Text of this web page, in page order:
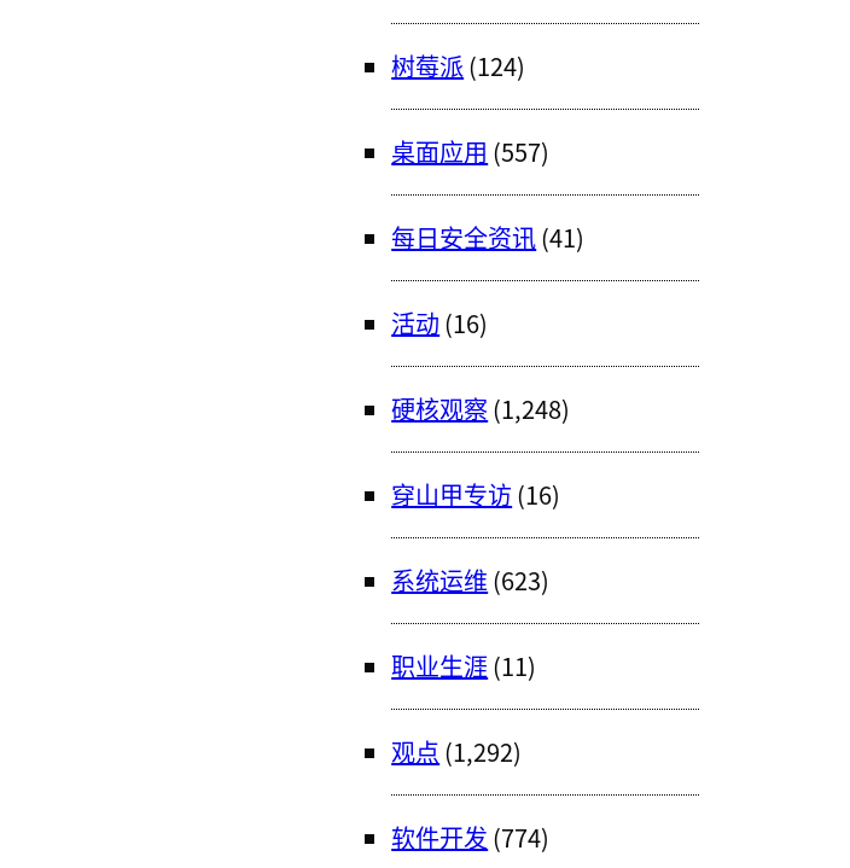
树莓派(124)
桌面应用 (557)
每日安全资讯(41)
活动 (16)
硬核观察 (1,248)
穿山甲专访 (16)
系统运维(623)
职业生涯 (11)
观点 (1,292)
软件开发 (774)